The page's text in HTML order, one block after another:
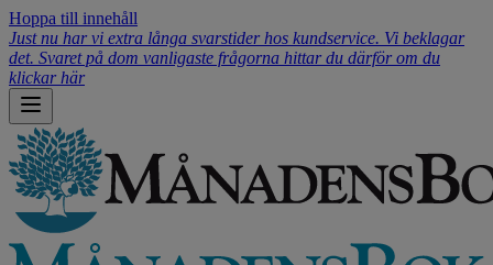
Hoppa till innehåll
Just nu har vi extra långa svarstider hos kundservice. Vi beklagar
det. Svaret på dom vanligaste frågorna hittar du därför om du
klickar här